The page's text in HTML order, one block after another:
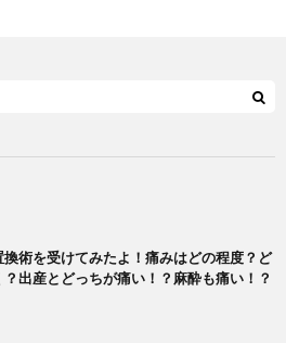
換術を受けてみたよ！痛みはどの程度？ど
出産とどっちが痛い！？麻酔も痛い！？